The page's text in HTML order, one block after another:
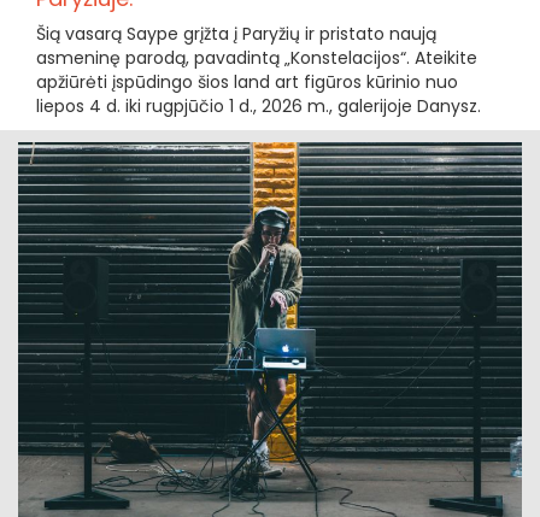
Šią vasarą Saype grįžta į Paryžių ir pristato naują
asmeninę parodą, pavadintą „Konstelacijos“. Ateikite
apžiūrėti įspūdingo šios land art figūros kūrinio nuo
liepos 4 d. iki rugpjūčio 1 d., 2026 m., galerijoje Danysz.